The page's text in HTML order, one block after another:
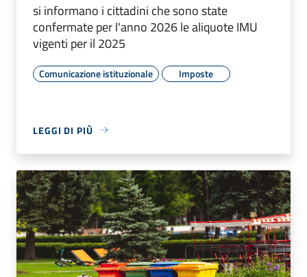
si informano i cittadini che sono state
confermate per l'anno 2026 le aliquote IMU
vigenti per il 2025
Comunicazione istituzionale Imposte
LEGGI DI PIÙ